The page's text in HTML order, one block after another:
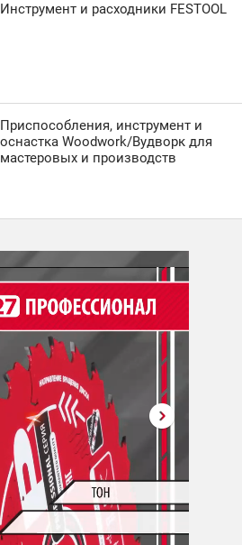
Инструмент и расходники FESTOOL
Приспособления, инструмент и
оснастка Woodwork/Вудворк для
мастеровых и производств